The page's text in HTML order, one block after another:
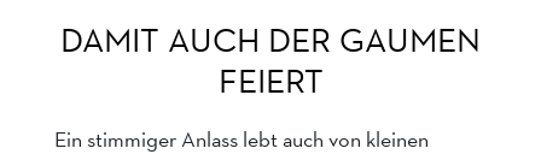
DAMIT AUCH DER GAUMEN
FEIERT
Ein stimmiger Anlass lebt auch von kleinen